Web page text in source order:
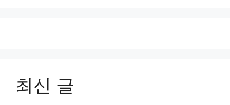
최신 글